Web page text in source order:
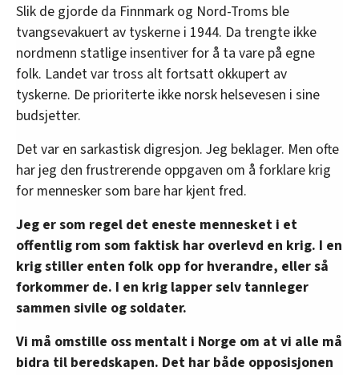
Slik de gjorde da Finnmark og Nord-Troms ble
tvangsevakuert av tyskerne i 1944. Da trengte ikke
nordmenn statlige insentiver for å ta vare på egne
folk. Landet var tross alt fortsatt okkupert av
tyskerne. De prioriterte ikke norsk helsevesen i sine
budsjetter.
Det var en sarkastisk digresjon. Jeg beklager. Men ofte
har jeg den frustrerende oppgaven om å forklare krig
for mennesker som bare har kjent fred.
Jeg er som regel det eneste mennesket i et
offentlig rom som faktisk har overlevd en krig. I en
krig stiller enten folk opp for hverandre, eller så
forkommer de. I en krig lapper selv tannleger
sammen sivile og soldater.
Vi må omstille oss mentalt i Norge om at vi alle må
bidra til beredskapen. Det har både opposisjonen